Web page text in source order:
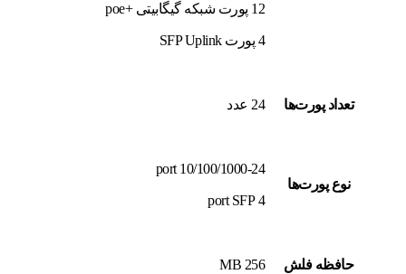
12 پورت شبکه گیگابیتی +poe
4 پورت SFP Uplink
تعداد پورت‌ها 24 عدد
نوع پورت‌ها
24-port 10/100/1000
4 port SFP
حافظه فلش 256 MB